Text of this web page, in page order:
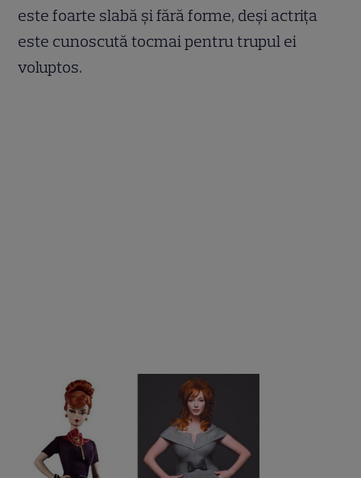
este foarte slabă şi fără forme, deşi actriţa
este cunoscută tocmai pentru trupul ei
voluptos.